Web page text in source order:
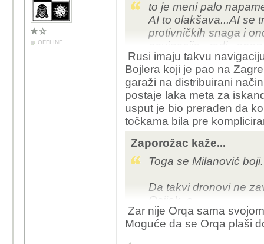
OFFLINE
to je meni palo
AI to olakšava...AI se
protivničkih snaga i
kamere prati teren
s tim ti dronovi i
koriste maksimalnu
udaljenost...čudim se
ili upravljanje
Rusi imaju takvu
Bojlera koji je pao na
garaži na distribuirani
postaje laka meta za
usput je bio prerađen da
točkama bila pre
Zaporožac kaže...
Toga se Milanović boji.
Da takvi dronovi ne
Osijek, e
Zar nije Orqa sama
Moguće da se Orqa plaši